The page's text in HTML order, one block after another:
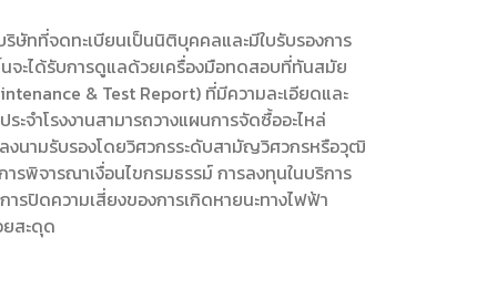
ษัทที่จดทะเบียนเป็นนิติบุคคลและมีใบรับรองการ
จะได้รับการดูแลด้วยเครื่องมือทดสอบที่ทันสมัย
& Test Report) ที่มีความละเอียดและ
จำโรงงานสามารถวางแผนการจัดซื้ออะไหล่
งนามรับรองโดยวิศวกรระดับสามัญวิศวกรหรือวุฒิ
พิจารณาเงื่อนไขกรมธรรม์ การลงทุนในบริการ
รปิดความเสี่ยงของการเกิดหายนะทางไฟฟ้า
สะดุด